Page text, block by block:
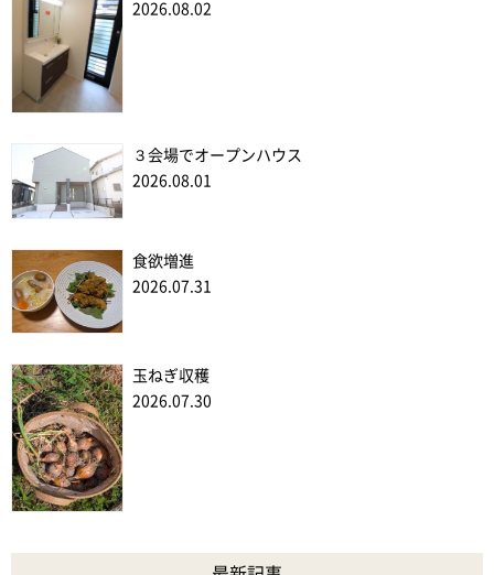
2026.08.02
３会場でオープンハウス
2026.08.01
食欲増進
2026.07.31
玉ねぎ収穫
2026.07.30